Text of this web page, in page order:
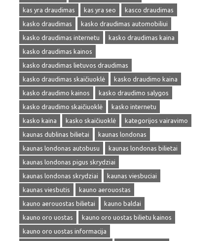
kas yra draudimas
kas yra seo
kasco draudimas
kasko draudimas
kasko draudimas automobiliui
kasko draudimas internetu
kasko draudimas kaina
kasko draudimas kainos
kasko draudimas lietuvos draudimas
kasko draudimas skaičiuoklė
kasko draudimo kaina
kasko draudimo kainos
kasko draudimo salygos
kasko draudimo skaičiuoklė
kasko internetu
kasko kaina
kasko skaičiuoklė
kategorijos vairavimo
kaunas dublinas bilietai
kaunas londonas
kaunas londonas autobusu
kaunas londonas bilietai
kaunas londonas pigus skrydziai
kaunas londonas skrydziai
kaunas viesbuciai
kaunas viesbutis
kauno aerouostas
kauno aerouostas bilietai
kauno baldai
kauno oro uostas
kauno oro uostas bilietu kainos
kauno oro uostas informacija